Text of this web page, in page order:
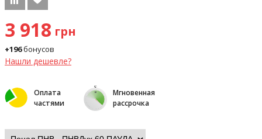
3 918 грн
+196бонусов
Нашли дешевле?
Оплата
частями
Мгновенная
рассрочка